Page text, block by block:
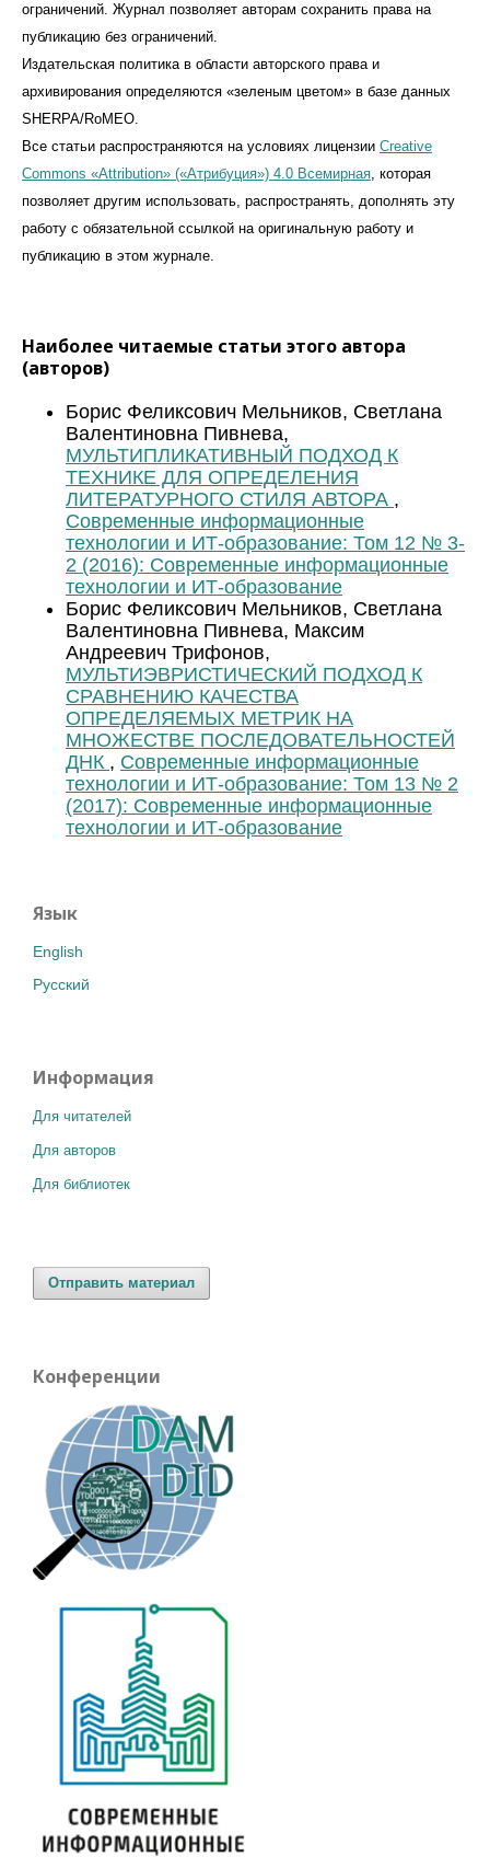
ограничений. Журнал позволяет авторам сохранить права на
публикацию без ограничений.
Издательская политика в области авторского права и
архивирования определяются «зеленым цветом» в базе данных
SHERPA/RoMEO.
Все статьи распространяются на условиях лицензии Creative
Commons «Attribution» («Атрибуция») 4.0 Всемирная, которая
позволяет другим использовать, распространять, дополнять эту
работу с обязательной ссылкой на оригинальную работу и
публикацию в этом журналe.
Наиболее читаемые статьи этого автора
(авторов)
Борис Феликсович Мельников, Светлана
Валентиновна Пивнева,
МУЛЬТИПЛИКАТИВНЫЙ ПОДХОД К
ТЕХНИКЕ ДЛЯ ОПРЕДЕЛЕНИЯ
ЛИТЕРАТУРНОГО СТИЛЯ АВТОРА ,
Современные информационные
технологии и ИТ-образование: Том 12 № 3-
2 (2016): Современные информационные
технологии и ИТ-образование
Борис Феликсович Мельников, Светлана
Валентиновна Пивнева, Максим
Андреевич Трифонов,
МУЛЬТИЭВРИСТИЧЕСКИЙ ПОДХОД К
СРАВНЕНИЮ КАЧЕСТВА
ОПРЕДЕЛЯЕМЫХ МЕТРИК НА
МНОЖЕСТВЕ ПОСЛЕДОВАТЕЛЬНОСТЕЙ
ДНК , Современные информационные
технологии и ИТ-образование: Том 13 № 2
(2017): Современные информационные
технологии и ИТ-образование
Язык
English
Русский
Информация
Для читателей
Для авторов
Для библиотек
Отправить материал
Конференции